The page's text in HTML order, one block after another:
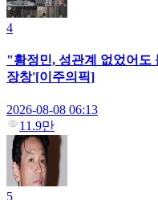
4
"황정민, 성관계 없었어
장창'[이주의픽]
2026-08-08 06:13
11.9만
5